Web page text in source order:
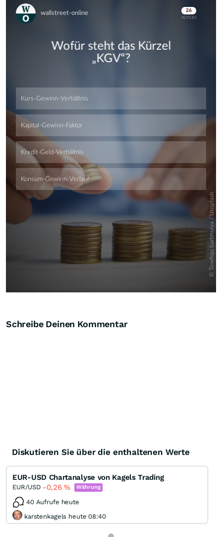
Skip
Skip
Schreibe Deinen Kommentar
Diskutieren Sie über die enthaltenen Werte
EUR-USD Chartanalyse von Kagels Trading
EUR/USD -0,26% Währung
40 Aufrufe heute
karstenkagels heute 08:40